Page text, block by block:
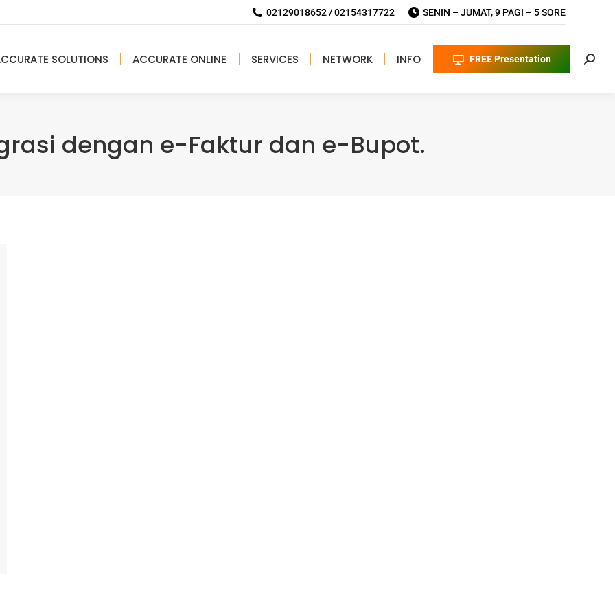
02129018652 / 02154317722 SENIN – JUMAT, 9 PAGI – 5 SORE
SOLUTIONS ACCURATE ONLINE SERVICES NETWORK INFO FREE Presentation
dengan e-Faktur dan e-Bupot.